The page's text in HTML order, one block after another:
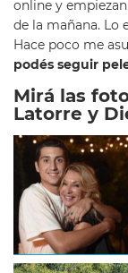
online y
de la mañana. Lo
Hace poco me
podés seguir
Mirá las
Latorre y